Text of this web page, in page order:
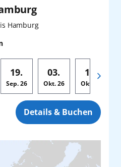
Hamburg
19.
Sep.26
03.
Okt.26
17.
Okt.
Details & Buchen